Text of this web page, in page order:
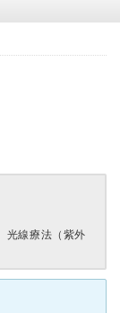
光線療法（紫外